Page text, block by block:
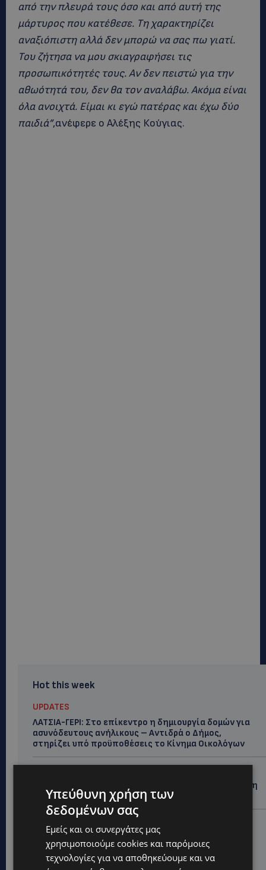
από την πλευρά τους όσο και από αυτή της
μάρτυρος που κατέθεσε. Τη χαρακτηρίζει
αναξιόπιστη αλλά δεν μπορώ να σας πω γιατί.
Του ζήτησα να μου σκιαγραφήσει τις
προσωπικότητές τους. Αν δεν πειστώ για την
αθωότητά του, δεν θα τον αναλάβω. Ακόμα είναι
όλα ανοιχτά. Είμαι κι εγώ πατέρας και έχω δύο
παιδιά”,ανέφερε ο Αλέξης Κούγιας.
Hot this week
UPDATES
ΛΑΤΣΙΑ-ΓΕΡΙ: Στο επίκεντρο η δημιουργία δομών για
ασυνόδευτους ανήλικους – Αντιδρά ο Δήμος,
στηρίζει υπό προϋποθέσεις το Κίνημα Οικολόγων
ΣΤΟ «ΚΟΚΚΙΝΟ» Η ΖΕΣΤΗ: Νέα κίτρινη προειδοποίηση
και 40άρια στο εσωτερικό
ΛΕΜΕΣΟΣ: Μάχη για τη ζωή του δίνει 18χρονος –
Βρέθηκε βαριά τραυματισμένος δίπλα από το
ηλεκτρικό του ποδήλατο
Υπεύθυνη χρήση των
δεδομένων σας
Εμείς και οι συνεργάτες μας
χρησιμοποιούμε cookies και παρόμοιες
τεχνολογίες για να αποθηκεύουμε και να